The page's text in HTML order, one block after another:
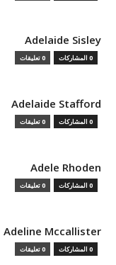
Adelaide Sisley
0 المشاركات 0 تعليقات
Adelaide Stafford
0 المشاركات 0 تعليقات
Adele Rhoden
0 المشاركات 0 تعليقات
Adeline Mccallister
0 المشاركات 0 تعليقات